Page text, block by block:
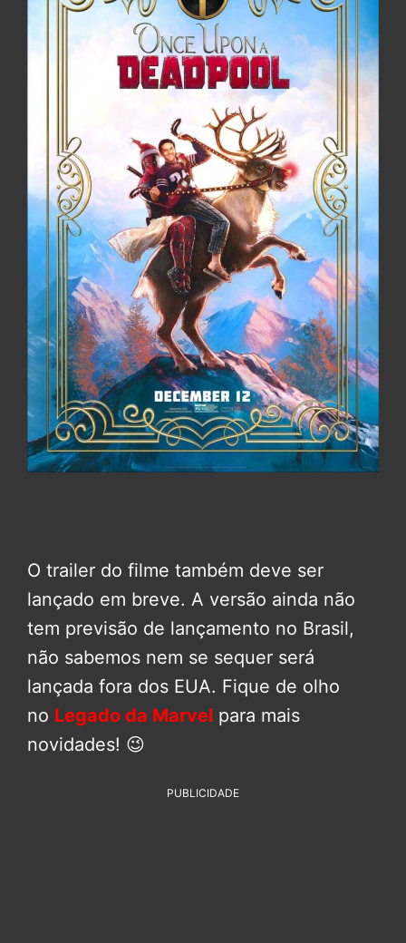
O trailer do filme também deve ser
lançado em breve. A versão ainda não
tem previsão de lançamento no Brasil,
não sabemos nem se sequer será
lançada fora dos EUA. Fique de olho
no Legado da Marvel para mais
novidades! 😉
PUBLICIDADE